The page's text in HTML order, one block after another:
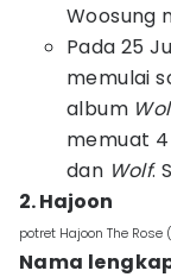
Woosung
Pada 25
memulai
album
memuat
dan Wolf.
2. Hajoon
potret Hajoon The
Nama